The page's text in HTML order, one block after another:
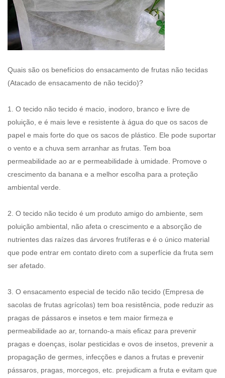
Quais são os benefícios do ensacamento de frutas não tecidas
(Atacado de ensacamento de não tecido)?
1. O tecido não tecido é macio, inodoro, branco e livre de
poluição, e é mais leve e resistente à água do que os sacos de
papel e mais forte do que os sacos de plástico. Ele pode suportar
o vento e a chuva sem arranhar as frutas. Tem boa
permeabilidade ao ar e permeabilidade à umidade. Promove o
crescimento da banana e a melhor escolha para a proteção
ambiental verde.
2. O tecido não tecido é um produto amigo do ambiente, sem
poluição ambiental, não afeta o crescimento e a absorção de
nutrientes das raízes das árvores frutíferas e é o único material
que pode entrar em contato direto com a superfície da fruta sem
ser afetado.
3. O ensacamento especial de tecido não tecido (Empresa de
sacolas de frutas agrícolas) tem boa resistência, pode reduzir as
pragas de pássaros e insetos e tem maior firmeza e
permeabilidade ao ar, tornando-a mais eficaz para prevenir
pragas e doenças, isolar pesticidas e ovos de insetos, prevenir a
propagação de germes, infecções e danos a frutas e prevenir
pássaros, pragas, morcegos, etc. prejudicam a fruta e evitam que